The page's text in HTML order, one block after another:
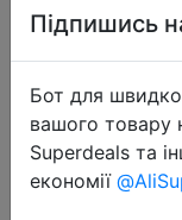
Підпишись
Бот для
вашого товару
Superdeals та
економії